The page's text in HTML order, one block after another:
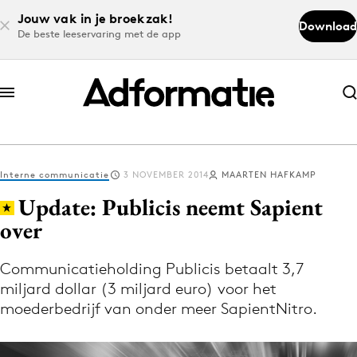
Jouw vak in je broekzak!
De beste leeservaring met de app
Download
Abonneer nu
Abonneer nu
Log in
Volg het laatste nieuws via de Adformatie
Nieuws app
Interne communicatie 3 NOVEMBER 2014 MAARTEN HAFKAMP
Update: Publicis neemt Sapient
over
Communicatieholding Publicis betaalt 3,7
miljard dollar (3 miljard euro) voor het
moederbedrijf van onder meer SapientNitro.